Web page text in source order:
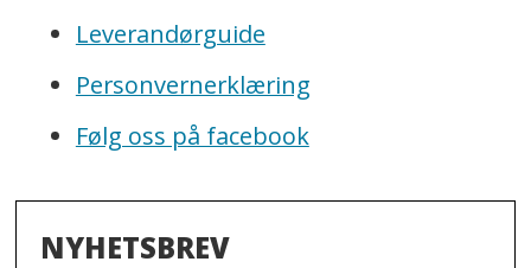
Leverandørguide
Personvernerklæring
Følg oss på facebook
NYHETSBREV